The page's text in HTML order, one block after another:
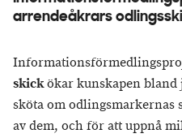
arrendeåkrars
skickökar kunskapen bland
sköta om
av dem, och för att uppnå